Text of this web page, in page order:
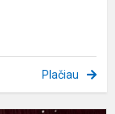
Plačiau